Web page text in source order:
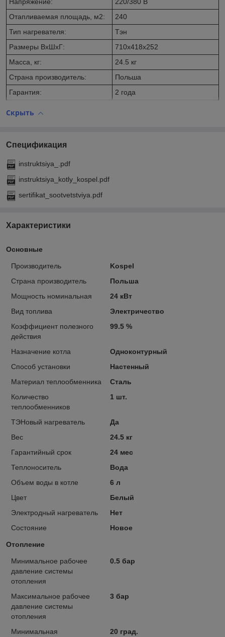
Напряжение:
220/380 В
Отапливаемая площадь, м2:
240
Тип нагревателя:
Тэн
Размеры ВхШхГ:
710х418х252
Масса, кг:
24.5 кг
Страна производитель:
Польша
Гарантия:
2 года
Скрыть
Спецификация
instruktsiya_.pdf
instruktsiya_kotly_kospel.pdf
sertifikat_sootvetstviya.pdf
Характеристики
Основные
Производитель
Kospel
Страна производитель
Польша
Мощность номинальная
24 кВт
Вид топлива
Электричество
Коэффициент полезного
действия
99.5 %
Назначение котла
Одноконтурный
Способ установки
Настенный
Материал теплообменника
Сталь
Количество
теплообменников
1 шт.
ТЭНовый нагреватель
Да
Вес
24.5 кг
Гарантийный срок
24 мес
Теплоноситель
Вода
Объем воды в котле
6 л
Цвет
Белый
Электродный нагреватель
Нет
Состояние
Новое
Отопление
Минимальное рабочее
давление системы
отопления
0.5 бар
Максимальное рабочее
давление системы
отопления
3 бар
Минимальная
20 град.